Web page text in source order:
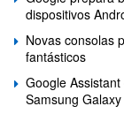
dispositivos
Novas consolas
fantásticos
Google
Samsung Galaxy